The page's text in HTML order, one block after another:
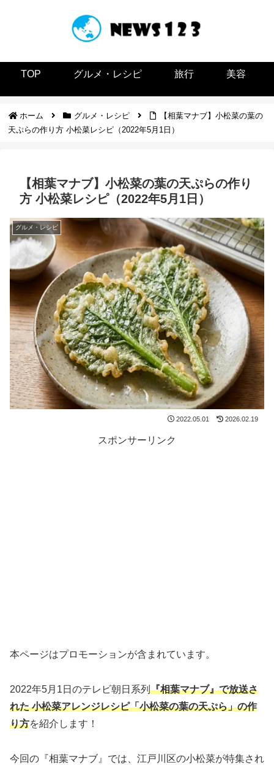
TOP グルメ・レシピ 旅行 美容
ホーム グルメ・レシピ
【相葉マナブ】小松菜の葉の
天ぷらの作り方 小松菜レシピ（2022年5月1日）
【相葉マナブ】小松菜の葉の天ぷらの作り
方 小松菜レシピ（2022年5月1日）
グルメ・レシピ
2022.05.01 2026.02.19
スポンサーリンク
本ページはプロモーションが含まれています。
2022年5月1日のテレビ朝日系列 『相葉マナブ』で放送さ
れた 小松菜アレンジレシピ「小松菜の葉の天ぷら」の作
り方を紹介します！
今回の『相葉マナブ』では、江戸川区の小松菜が特集され